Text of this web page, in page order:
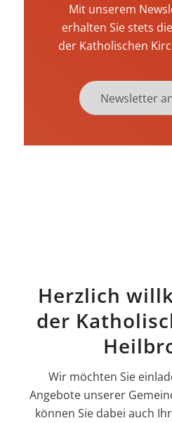
Mit unserem
erhalten Sie stets
der Katholischen
Newsletter
Herzlich
der
Wir möchten Sie
Angebote unserer
können Sie dabei auch